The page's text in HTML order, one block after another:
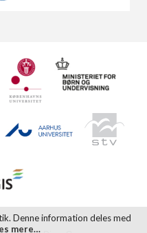
Denne information deles med
mere…